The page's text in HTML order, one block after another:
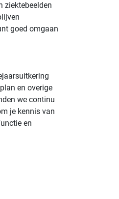
ziektebeelden
goed omgaan
en overige
we continu
je kennis van
en